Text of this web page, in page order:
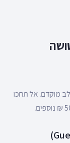
מוקדם. אל תחכו